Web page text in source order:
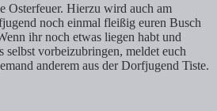
Osterfeuer. Hierzu wird auch am
noch einmal fleißig euren Busch
ihr noch etwas liegen habt und
vorbeizubringen, meldet euch
anderem aus der Dorfjugend Tiste.